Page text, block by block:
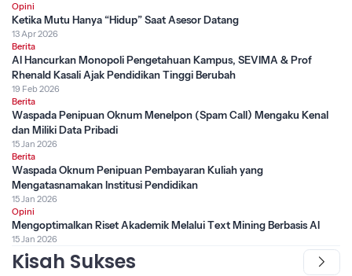
Opini
Ketika Mutu Hanya “Hidup” Saat Asesor Datang
13 Apr 2026
Berita
AI Hancurkan Monopoli Pengetahuan Kampus, SEVIMA & Prof
Rhenald Kasali Ajak Pendidikan Tinggi Berubah
19 Feb 2026
Berita
Waspada Penipuan Oknum Menelpon (Spam Call) Mengaku Kenal
dan Miliki Data Pribadi
15 Jan 2026
Berita
Waspada Oknum Penipuan Pembayaran Kuliah yang
Mengatasnamakan Institusi Pendidikan
15 Jan 2026
Opini
Mengoptimalkan Riset Akademik Melalui Text Mining Berbasis AI
15 Jan 2026
Kisah Sukses